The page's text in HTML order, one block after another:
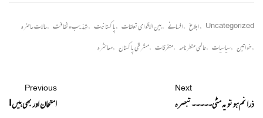
Uncategorized
,ابلاغ ,افسانے ,بین الاقوامی تعلقات ,پاکستانیت ,تہذیب و ثقافت ,حالات حاضرہ
,خواتین ,سیاسیات ,عالمی منظرنامہ ,متفرقات ,مشرقی پاکستان ,معاشرہ
Previous
امتحان اور بھی ہیں !
Next
ذرا نم ہو تو یہ مٹی۔۔۔۔۔ تبصرہ